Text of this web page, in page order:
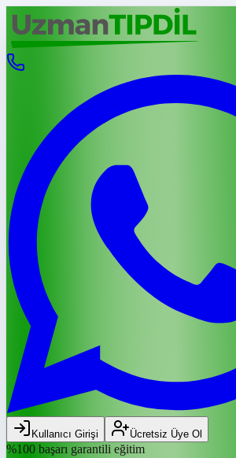
Kullanıcı Girişi Ücretsiz Üye Ol
%100 başarı garantili eğitim